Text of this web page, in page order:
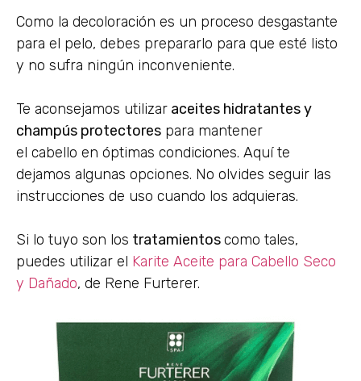
Como la decoloración es un proceso desgastante
para el pelo, debes prepararlo para que esté listo
y no sufra ningún inconveniente.
Te aconsejamos utilizar aceites hidratantes y
champús protectores para mantener
el cabello en óptimas condiciones. Aquí te
dejamos algunas opciones. No olvides seguir las
instrucciones de uso cuando los adquieras.
Si lo tuyo son los tratamientoscomo tales,
puedes utilizar el Karite Aceite para Cabello Seco
y Dañado, de Rene Furterer.